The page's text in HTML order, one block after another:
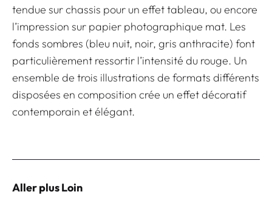
tendue sur chassis pour un effet tableau, ou encore
l’impression sur papier photographique mat. Les
fonds sombres (bleu nuit, noir, gris anthracite) font
particulièrement ressortir l’intensité du rouge. Un
ensemble de trois illustrations de formats différents
disposées en composition crée un effet décoratif
contemporain et élégant.
Aller plus Loin